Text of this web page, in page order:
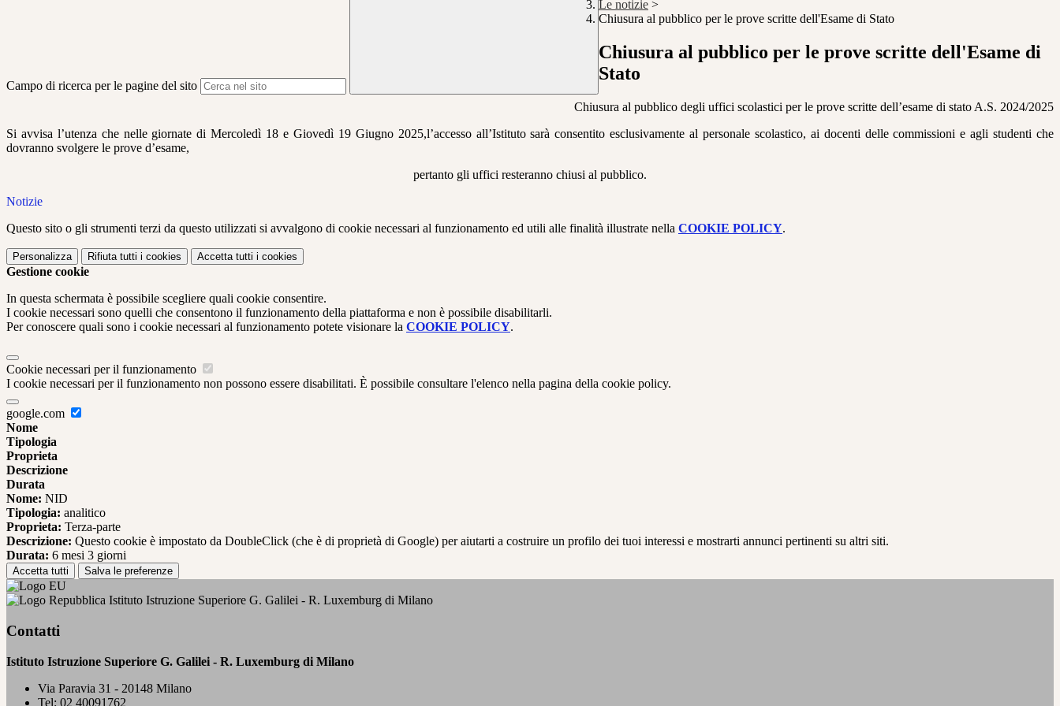
Campo di ricerca per le pagine del sito
Le notizie >
Chiusura al pubblico per le prove scritte dell'Esame di Stato
Chiusura al pubblico per le prove scritte dell'Esame di
Stato
Chiusura al pubblico degli uffici scolastici per le prove scritte dell’esame di stato A.S. 2024/2025
Si avvisa l’utenza che nelle giornate di Mercoledì 18 e Giovedì 19 Giugno 2025,l’accesso all’Istituto sarà consentito esclusivamente al personale scolastico, ai docenti delle commissioni e agli studenti che
dovranno svolgere le prove d’esame,
pertanto gli uffici resteranno chiusi al pubblico.
Notizie
Questo sito o gli strumenti terzi da questo utilizzati si avvalgono di cookie necessari al funzionamento ed utili alle finalità illustrate nella COOKIE POLICY.
Personalizza Rifiuta tutti i cookies Accetta tutti i cookies
Gestione cookie
In questa schermata è possibile scegliere quali cookie consentire.
I cookie necessari sono quelli che consentono il funzionamento della piattaforma e non è possibile disabilitarli.
Per conoscere quali sono i cookie necessari al funzionamento potete visionare la COOKIE POLICY.
Cookie necessari per il funzionamento
I cookie necessari per il funzionamento non possono essere disabilitati. È possibile consultare l'elenco nella pagina della cookie policy.
google.com
Nome
Tipologia
Proprieta
Descrizione
Durata
Nome: NID
Tipologia: analitico
Proprieta: Terza-parte
Descrizione: Questo cookie è impostato da DoubleClick (che è di proprietà di Google) per aiutarti a costruire un profilo dei tuoi interessi e mostrarti annunci pertinenti su altri siti.
Durata: 6 mesi 3 giorni
Accetta tutti Salva le preferenze
Istituto Istruzione Superiore G. Galilei - R. Luxemburg di Milano
Contatti
Istituto Istruzione Superiore G. Galilei - R. Luxemburg di Milano
Via Paravia 31 - 20148 Milano
Tel: 02 40091762